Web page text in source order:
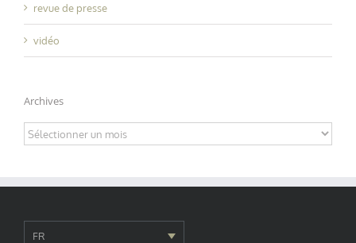
revue de presse
vidéo
Archives
Archives
FR